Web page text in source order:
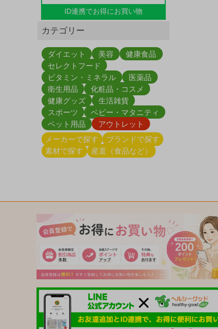
ID連携でお得にお買い物
カテゴリー
ダイエット 美容
健康食品
セレクトフード
ビタミン・ミネラル
医薬品
衛生用品
化粧品・コスメ
健康グッズ
生活雑貨
スポーツ
ベビー・マタニティ
ペット用品
アウトレット
メーカーで探す
ブランドで探す
素材で探す
産直（食品など）